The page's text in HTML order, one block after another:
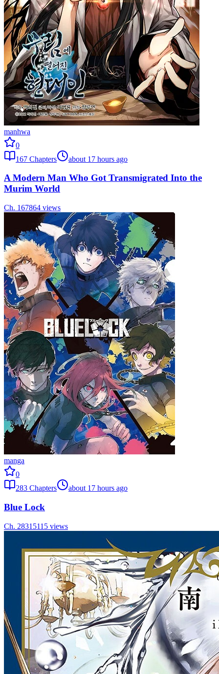
manhwa
0
167 Chapters about 17 hours ago
A Modern Man Who Got Transmigrated Into the
Murim World
Ch. 167864 views
manga
0
283 Chapters about 17 hours ago
Blue Lock
Ch. 28315115 views